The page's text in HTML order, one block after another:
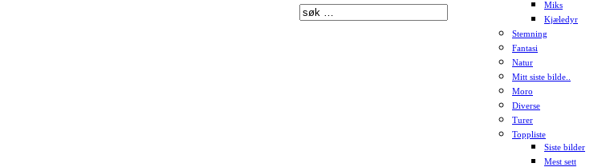
Miks
Kjæledyr
Stemning
Fantasi
Natur
Mitt siste bilde..
Moro
Diverse
Turer
Toppliste
Siste bilder
Mest sett